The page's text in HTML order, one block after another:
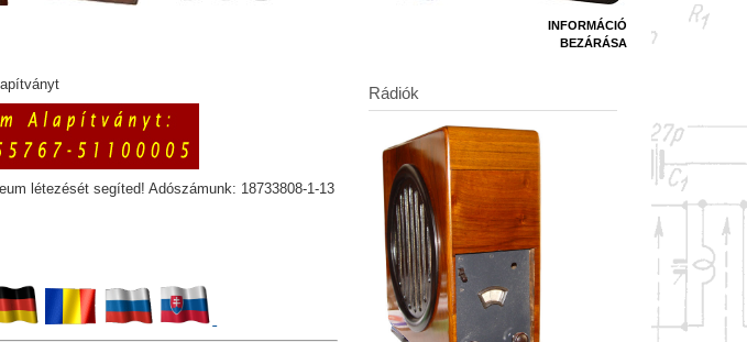
létezését segíted! Adószámunk: 18733808-1-13
INFORMÁCIÓ
BEZÁRÁSA
Rádiók